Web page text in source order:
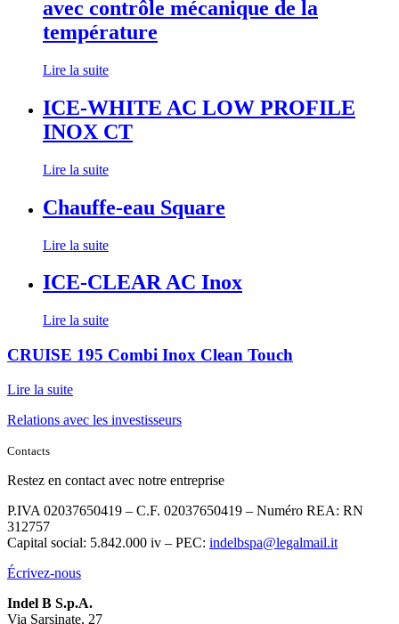
avec contrôle mécanique de la
température
Lire la suite
ICE-WHITE AC LOW PROFILE
INOX CT
Lire la suite
Chauffe-eau Square
Lire la suite
ICE-CLEAR AC Inox
Lire la suite
CRUISE 195 Combi Inox Clean Touch
Lire la suite
Relations avec les investisseurs
Contacts
Restez en contact avec notre entreprise
P.IVA 02037650419 – C.F. 02037650419 – Numéro REA: RN
312757
Capital social: 5.842.000 iv – PEC: indelbspa@legalmail.it
Écrivez-nous
Indel B S.p.A.
Via Sarsinate, 27